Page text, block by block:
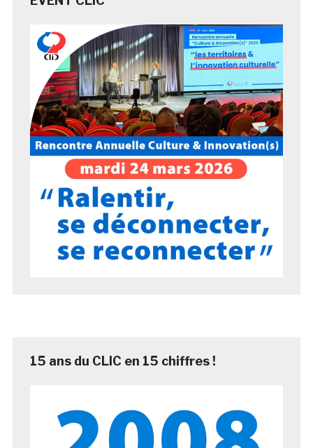
15 ans du CLIC en 15 chiffres !